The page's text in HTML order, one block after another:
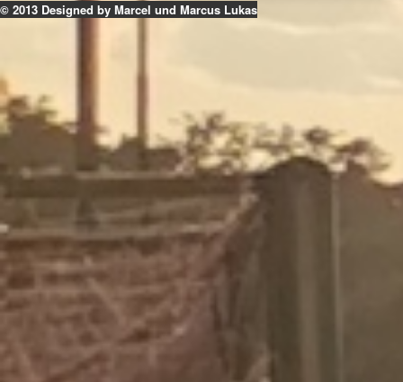
© 2013 Designed by Marcel und Marcus Lukas